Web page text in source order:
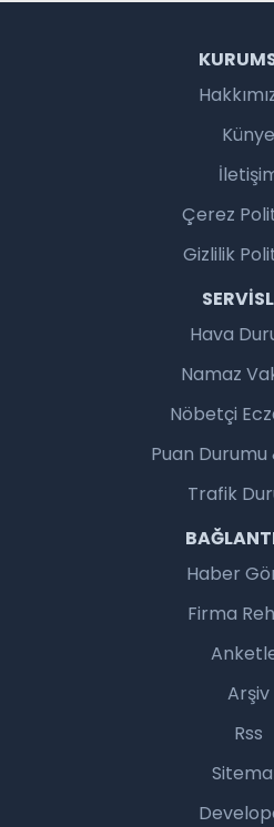
Künye
Çerez
Gizlilik
Hava
Namaz
Nöbetçi
Puan Durumu
Trafik
Haber
Firma
Arşiv
Rss